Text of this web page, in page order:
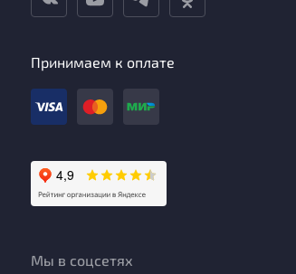
Принимаем к оплате
Мы в соцсетях